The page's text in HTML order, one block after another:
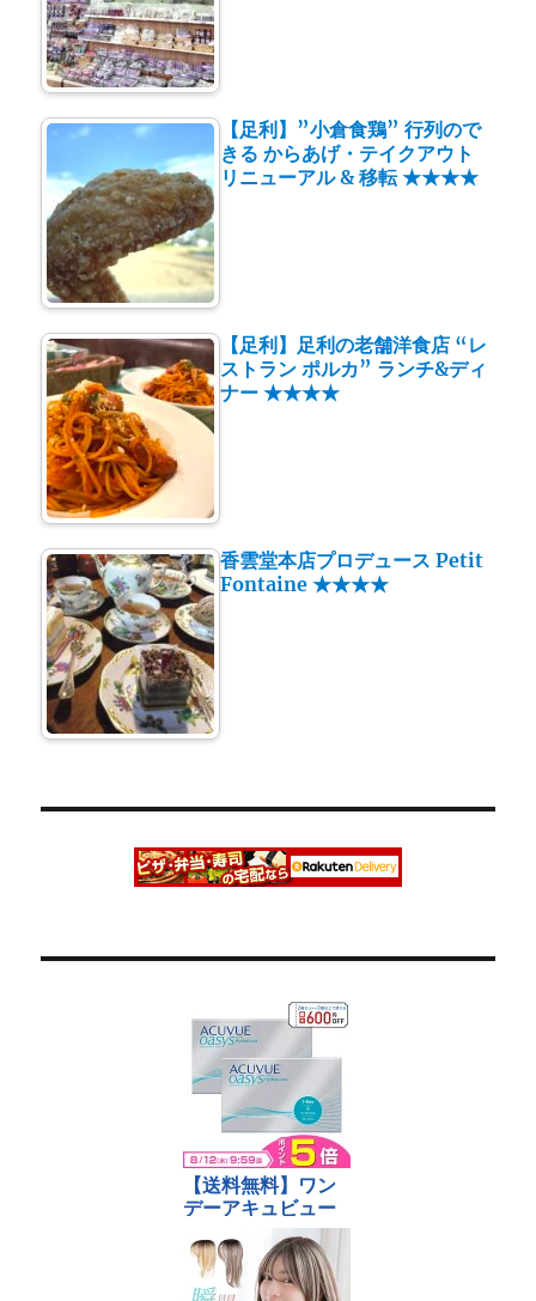
【足利】”小倉食鶏” 行列ので
きる からあげ・テイクアウト
リニューアル & 移転 ★★★★
【足利】足利の老舗洋食店 “レ
ストラン ポルカ” ランチ&ディ
ナー ★★★★
香雲堂本店プロデュース Petit
Fontaine ★★★★